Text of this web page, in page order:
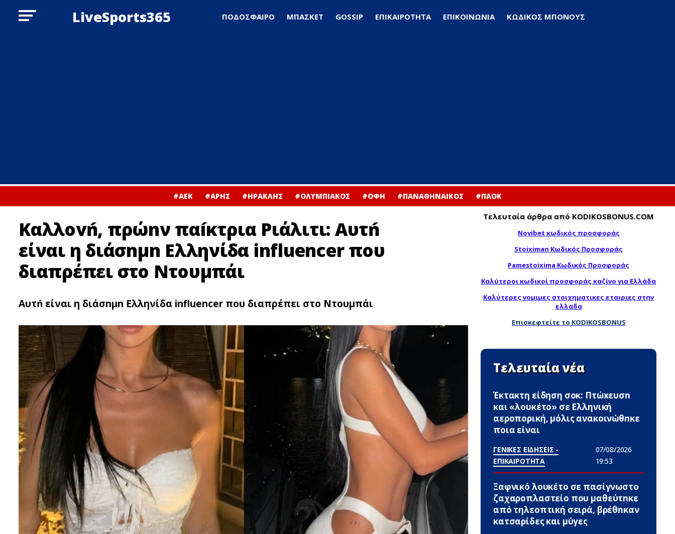
LiveSports365 ΠΟΔΟΣΦΑΙΡΟ ΜΠΑΣΚΕΤ GOSSIP ΕΠΙΚΑΙΡΟΤΗΤΑ ΕΠΙΚΟΙΝΩΝΙΑ ΚΩΔΙΚΟΣ ΜΠΟΝΟΥΣ
#ΑΕΚ #ΑΡΗΣ #ΗΡΑΚΛΗΣ #ΟΛΥΜΠΙΑΚΟΣ #ΟΦΗ #ΠΑΝΑΘΗΝΑΙΚΟΣ #ΠΑΟΚ
Kαλλοvń, πρώnν παíκτρια Pιάλιτι: Αυτń
είναι η διάσnμn Ελληνίδα influencer που
διαπρέπει στο Ντουμπάι
Αυτń είναι η διάσnμn Ελληνίδα influencer που διαπρέπει στο Ντουμπάι
Τελευταία άρθρα από KODIKOSBONUS.COM
Novibet κωδικός προσφοράς
Stoiximan Κωδικός Προσφοράς
Pamestoixima Κωδικός Προσφοράς
Καλύτεροι κωδικοί προσφοράς καζίνο για Ελλάδα
Καλύτερες νομιμες στοιχηματικες εταιριες στην
ελλαδα
Επισκεφτείτε το KODIKOSBONUS
Τελευταία νέα
Έκτακτη είδηση σoκ: Πτώxευσn
και «λουκέτο» σε Ελληνική
αεροπορική, μόλις ανακοινώθnκε
ποια είναι
ΓΕΝΙΚΕΣ ΕΙΔΗΣΕΙΣ -
ΕΠΙΚΑΙΡΟΤΗΤΑ
07/08/2026
19:53
Ξαφνικό λουκέτο σε πασίγνωστο
ζαχαροπλαστείο που μαθεύτnκε
από τηλεοπτική σειρά, βρέθnκαν
κατσαρίδες και μύγες